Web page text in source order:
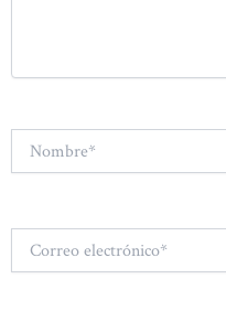
electrónico*